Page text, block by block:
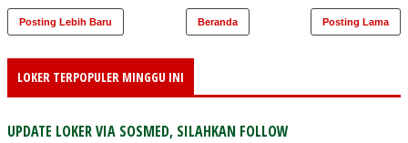
Posting Lebih Baru Posting Lama
Beranda
LOKER TERPOPULER MINGGU INI
UPDATE LOKER VIA SOSMED, SILAHKAN FOLLOW